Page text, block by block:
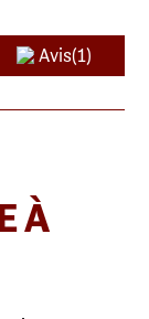
Avis(1)
À